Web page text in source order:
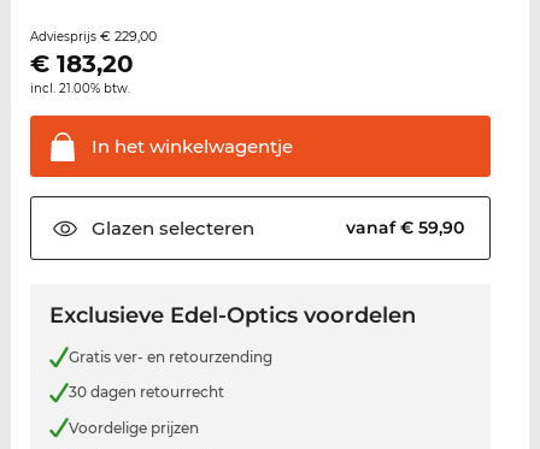
Adviesprijs € 229,00
€ 183,20
incl. 21.00% btw.
In hetwinkelwagentje
Glazen selecteren vanaf € 59,90
Exclusieve Edel-Optics voordelen
Gratis ver- en retourzending
30 dagen retourrecht
Voordelige prijzen